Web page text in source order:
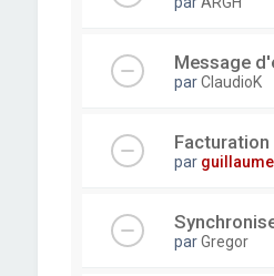
Message
parClaudioK
par guillaume
parGregor